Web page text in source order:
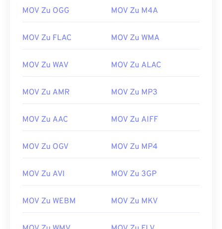
oder älter können mit
dem Windows Media Player
jedoch nicht öffnen. Wenn sich eine MOV-Datei
den VLC Media Player
, der auf vielen Plattformen,
Beachten Sie, dass zwei weitere Dateitypen
handelt es sich um AutoCAD AutoFlix und ROSE
einem Online-Spiel. Diese Technologien wurden
MOV Zu OGG MOV Zu M4A
MOV Zu FLAC MOV Zu WMA
MOV Zu WAV MOV Zu ALAC
MOV Zu AMR MOV Zu MP3
MOV Zu AAC MOV Zu AIFF
MOV Zu OGV MOV Zu MP4
MOV Zu AVI MOV Zu 3GP
MOV Zu WEBM MOV Zu MKV